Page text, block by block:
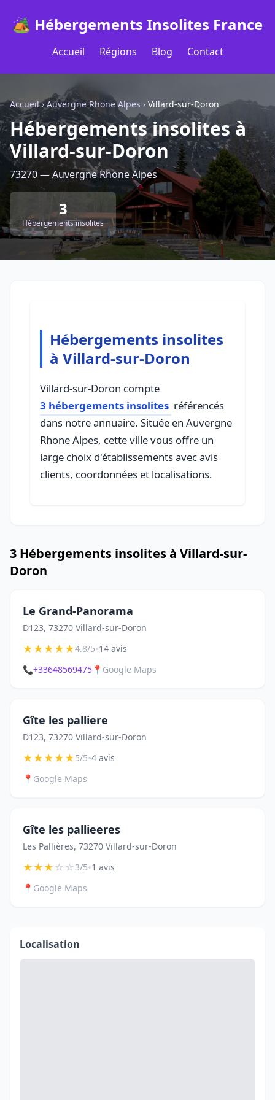
🏕️ Hébergements Insolites France
Accueil Régions Blog Contact
Accueil›Auvergne Rhone Alpes › Villard-sur-Doron
Hébergements insolites à
Villard-sur-Doron
73270 — Auvergne Rhone Alpes
3
Hébergements insolites
Hébergements insolites
à Villard-sur-Doron
Villard-sur-Doron compte
3 hébergements insolites référencés
dans notre annuaire. Située en Auvergne
Rhone Alpes, cette ville vous offre un
large choix d'établissements avec avis
clients, coordonnées et localisations.
3 Hébergements insolites à Villard-sur-
Doron
Le Grand-Panorama
D123, 73270 Villard-sur-Doron
★★★★★4.8/5•14 avis
📞+33648569475 📍 Google Maps
Gîte les palliere
D123, 73270 Villard-sur-Doron
★★★★★5/5•4 avis
📍 Google Maps
Gîte les pallieeres
Les Pallières, 73270 Villard-sur-Doron
★★★☆☆3/5•1 avis
📍 Google Maps
Localisation